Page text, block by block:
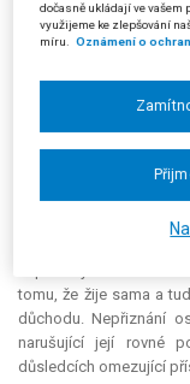
svědčící o její
úhradu nákladů v
stav žalobkyně označil
písm. a), b), d) s. ř. s.
osvobození od
se v tíživých
Podle jejího názoru
tomu, že žije sama a
důchodu. Nepřiznání
narušující její rovné
důsledcích omezující
dočasně ukládají ve vašem
využijeme ke zlepšování
míru.
Oznámení o